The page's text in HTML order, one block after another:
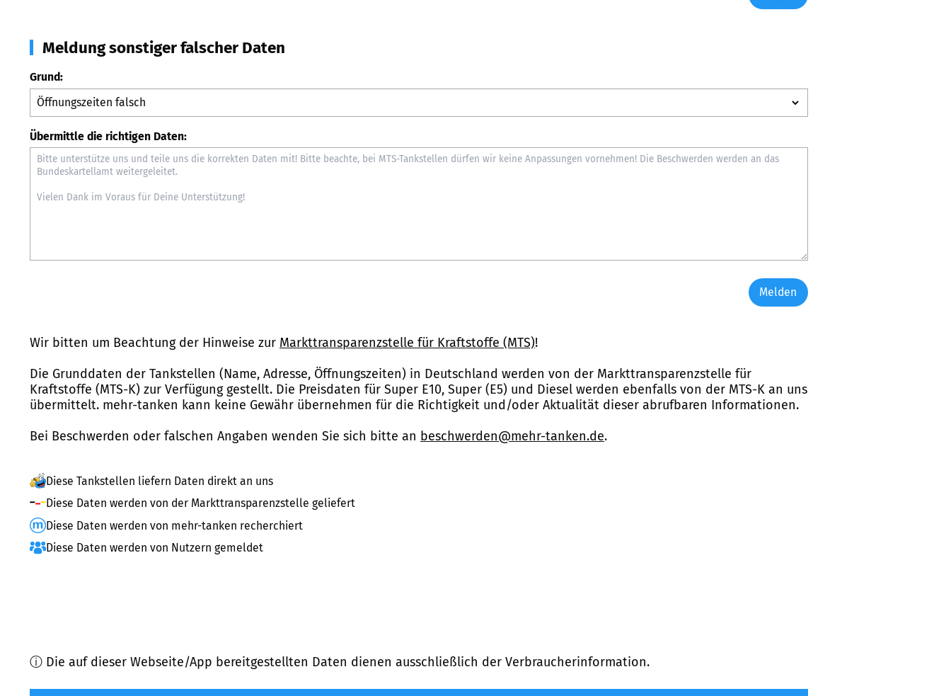
Meldung sonstiger falscher Daten
Grund:
Übermittle die richtigen Daten:
Melden
Wir bitten um Beachtung der Hinweise zur Markttransparenzstelle für Kraftstoffe (MTS)!
Die Grunddaten der Tankstellen (Name, Adresse, Öffnungszeiten) in Deutschland werden von der Markttransparenzstelle für
Kraftstoffe (MTS-K) zur Verfügung gestellt. Die Preisdaten für Super E10, Super (E5) und Diesel werden ebenfalls von der MTS-K an uns
übermittelt. mehr-tanken kann keine Gewähr übernehmen für die Richtigkeit und/oder Aktualität dieser abrufbaren Informationen.
Bei Beschwerden oder falschen Angaben wenden Sie sich bitte an beschwerden@mehr-tanken.de.
Diese Tankstellen liefern Daten direkt an uns
Diese Daten werden von der Markttransparenzstelle geliefert
Diese Daten werden von mehr-tanken recherchiert
Diese Daten werden von Nutzern gemeldet
ⓘ Die auf dieser Webseite/App bereitgestellten Daten dienen ausschließlich der Verbraucherinformation.